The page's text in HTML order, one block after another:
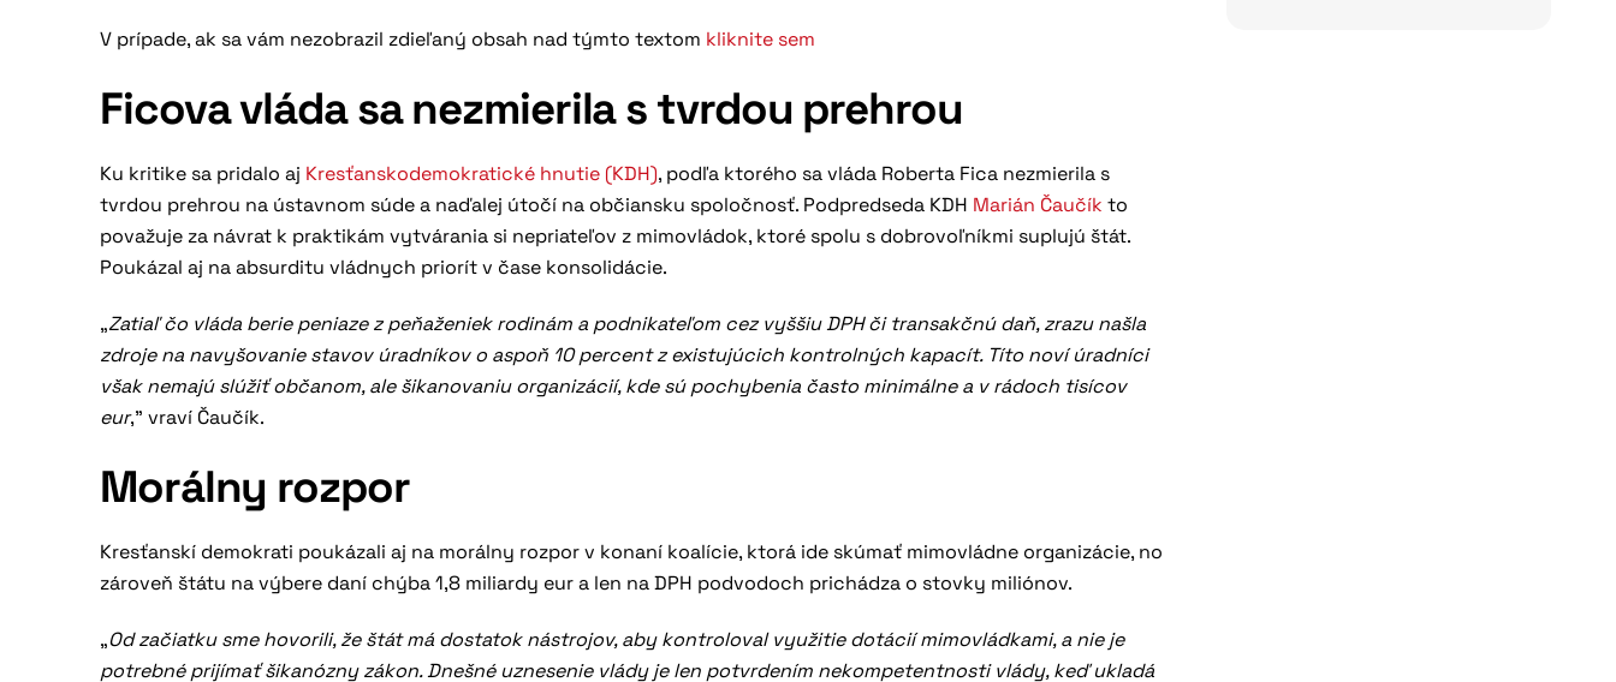
V prípade, ak sa vám nezobrazil zdieľaný obsah nad týmto textom kliknite sem
Ficova vláda sa nezmierila s tvrdou prehrou
Ku kritike sa pridalo aj Kresťanskodemokratické hnutie (KDH), podľa ktorého sa vláda Roberta Fica nezmierila s
tvrdou prehrou na ústavnom súde a naďalej útočí na občiansku spoločnosť. Podpredseda KDH Marián Čaučík to
považuje za návrat k praktikám vytvárania si nepriateľov z mimovládok, ktoré spolu s dobrovoľníkmi suplujú štát.
Poukázal aj na absurditu vládnych priorít v čase konsolidácie.
„Zatiaľ čo vláda berie peniaze z peňaženiek rodinám a podnikateľom cez vyššiu DPH či transakčnú daň, zrazu našla
zdroje na navyšovanie stavov úradníkov o aspoň 10 percent z existujúcich kontrolných kapacít. Títo noví úradníci
však nemajú slúžiť občanom, ale šikanovaniu organizácií, kde sú pochybenia často minimálne a v rádoch tisícov
eur,” vraví Čaučík.
Morálny rozpor
Kresťanskí demokrati poukázali aj na morálny rozpor v konaní koalície, ktorá ide skúmať mimovládne organizácie, no
zároveň štátu na výbere daní chýba 1,8 miliardy eur a len na DPH podvodoch prichádza o stovky miliónov.
„Od začiatku sme hovorili, že štát má dostatok nástrojov, aby kontroloval využitie dotácií mimovládkami, a nie je
potrebné prijímať šikanózny zákon. Dnešné uznesenie vlády je len potvrdením nekompetentnosti vlády, keď ukladá